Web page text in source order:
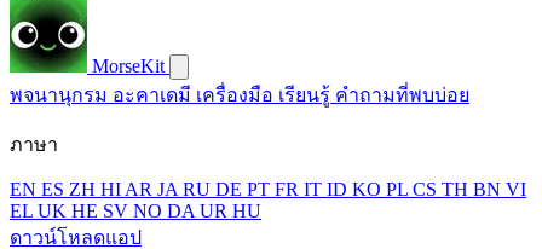
MorseKit
พจนานุกรม อะคาเดมี เครื่องมือ เรียนรู้ คำถามที่พบบ่อย
ภาษา
EN ES ZH HI AR JA RU DE PT FR IT ID KO PL CS TH BN VI
EL UK HE SV NO DA UR HU
ดาวน์โหลดแอป